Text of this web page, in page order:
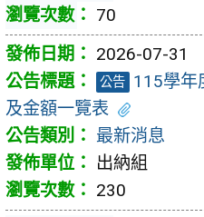
70
2026-07-31
公告 115學年
及金額一覽表
最新消息
出納組
230